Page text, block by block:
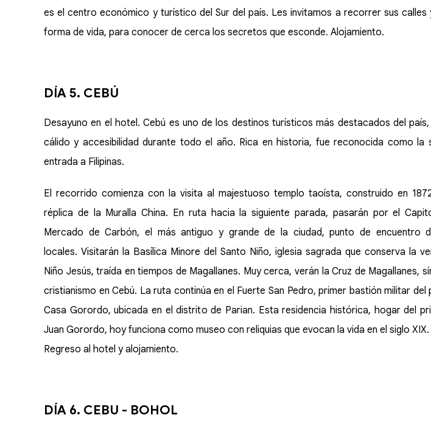
es el centro económico y turístico del Sur del país. Les invitamos a recorrer sus calles
forma de vida, para conocer de cerca los secretos que esconde. Alojamiento.
DÍA 5. CEBÚ
Desayuno en el hotel. Cebú es uno de los destinos turísticos más destacados del
cálido y accesibilidad durante todo el año. Rica en historia, fue reconocida como la
entrada a Filipinas.
El recorrido comienza con la visita al majestuoso templo taoísta, construido en
réplica de la Muralla China. En ruta hacia la siguiente parada, pasarán por el
Mercado de Carbón, el más antiguo y grande de la ciudad, punto de encuentro
locales. Visitarán la Basílica Minore del Santo Niño, iglesia sagrada que conserva la
Niño Jesús, traída en tiempos de Magallanes. Muy cerca, verán la Cruz de Magallanes,
cristianismo en Cebú. La ruta continúa en el Fuerte San Pedro, primer bastión militar del
Casa Gorordo, ubicada en el distrito de Parian. Esta residencia histórica, hogar del
Juan Gorordo, hoy funciona como museo con reliquias que evocan la vida en el siglo XIX.
Regreso al hotel y alojamiento.
DÍA 6. CEBU - BOHOL